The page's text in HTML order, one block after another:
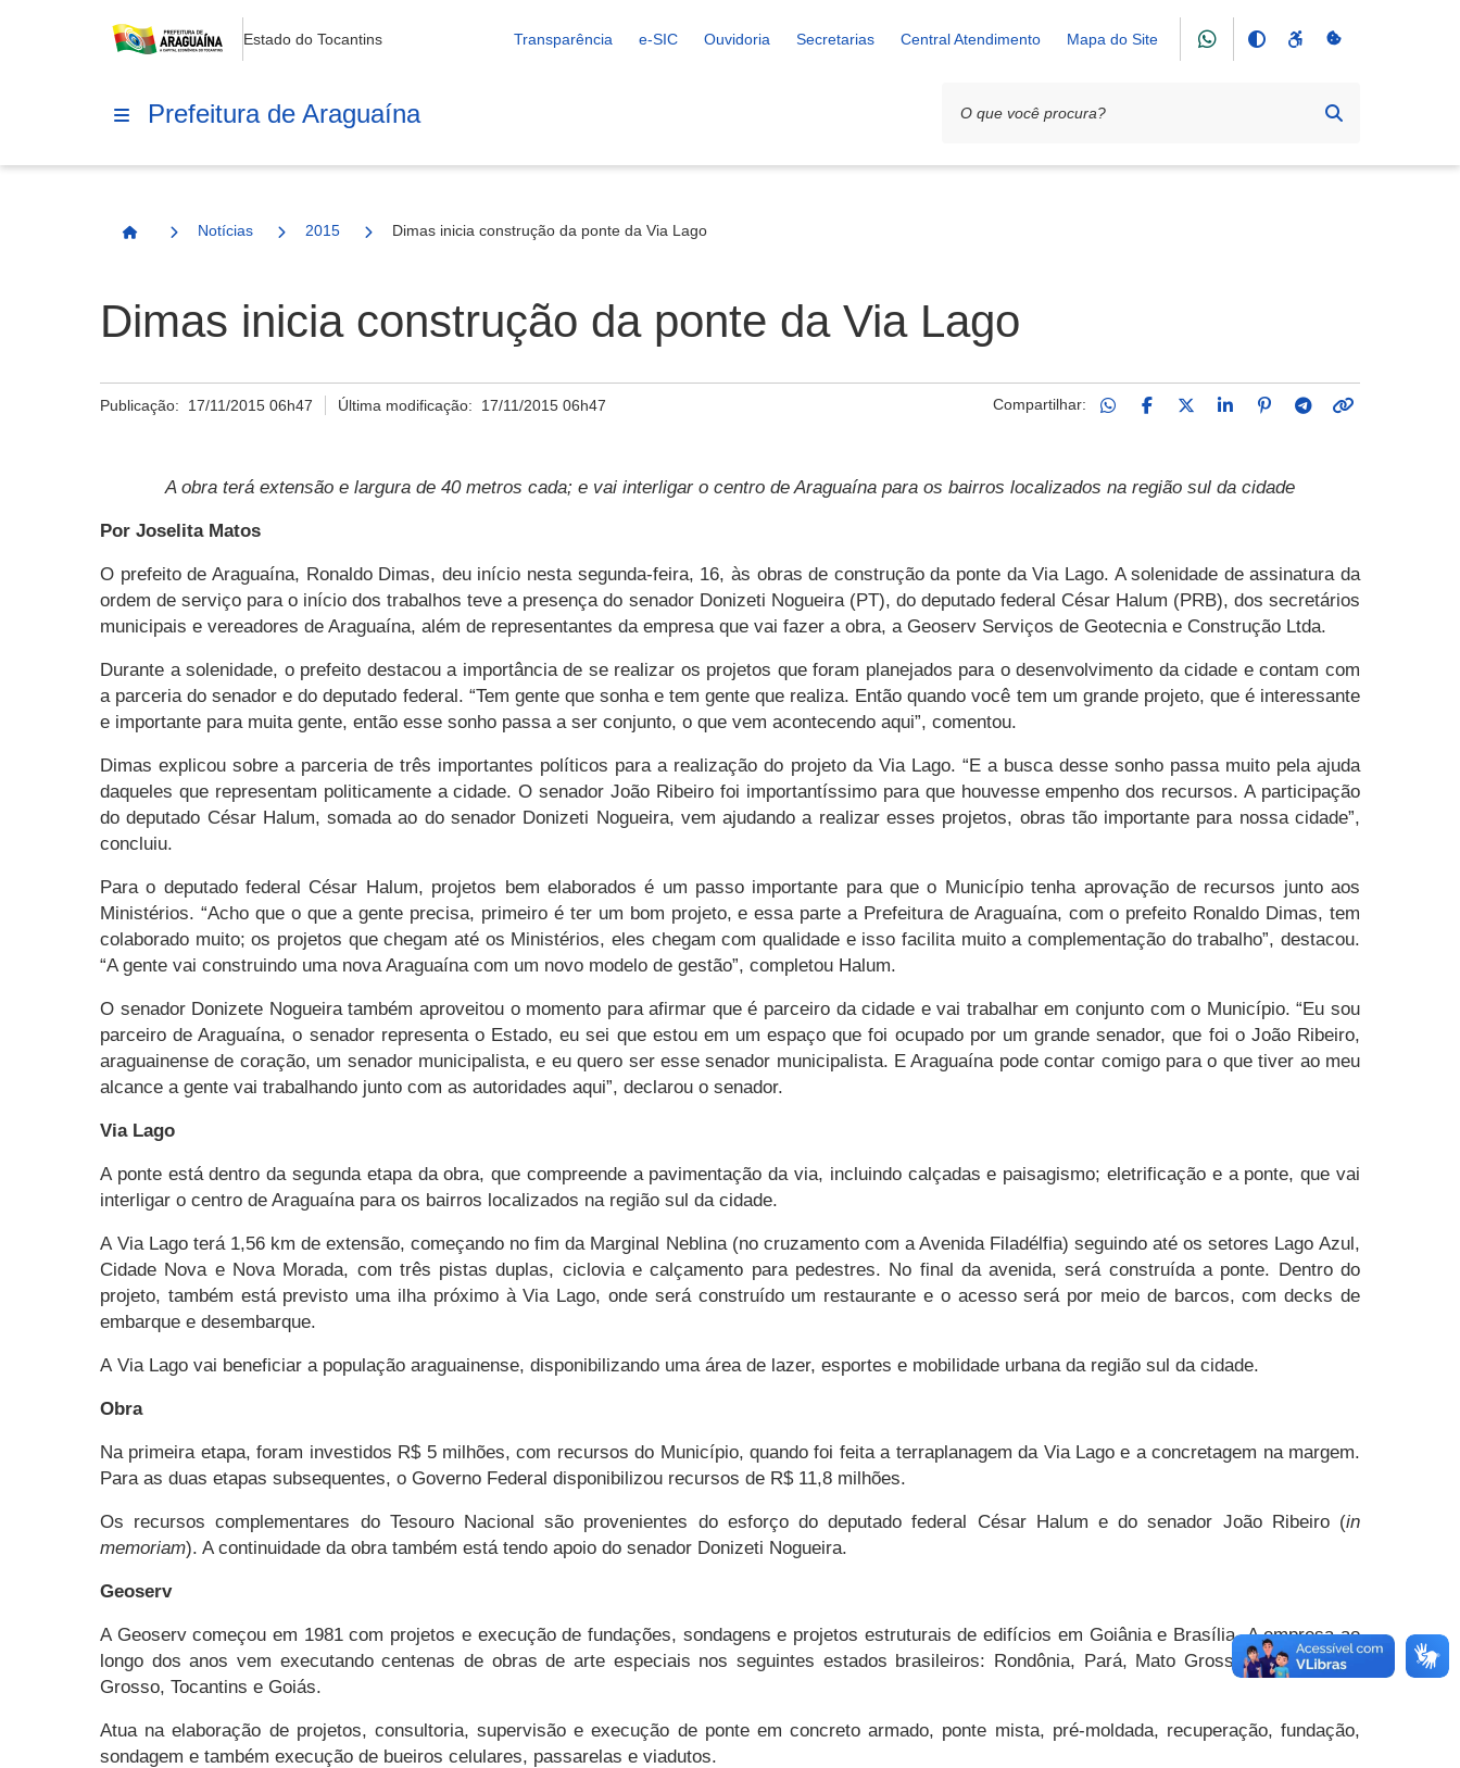
Estado do Tocantins Transparência e-SIC Ouvidoria Secretarias Central Atendimento Mapa do Site
Prefeitura de Araguaína
Página Inicial
Notícias 2015 Dimas inicia construção da ponte da Via Lago
Dimas inicia construção da ponte da Via Lago
Publicação: 17/11/2015 06h47 Última modificação: 17/11/2015 06h47 Compartilhar:
A obra terá extensão e largura de 40 metros cada; e vai interligar o centro de Araguaína para os bairros localizados na região sul da cidade
Por Joselita Matos
O prefeito de Araguaína, Ronaldo Dimas, deu início nesta segunda-feira, 16, às obras de construção da ponte da Via Lago. A solenidade de assinatura da
ordem de serviço para o início dos trabalhos teve a presença do senador Donizeti Nogueira (PT), do deputado federal César Halum (PRB), dos secretários
municipais e vereadores de Araguaína, além de representantes da empresa que vai fazer a obra, a Geoserv Serviços de Geotecnia e Construção Ltda.
Durante a solenidade, o prefeito destacou a importância de se realizar os projetos que foram planejados para o desenvolvimento da cidade e contam com
a parceria do senador e do deputado federal. “Tem gente que sonha e tem gente que realiza. Então quando você tem um grande projeto, que é interessante
e importante para muita gente, então esse sonho passa a ser conjunto, o que vem acontecendo aqui”, comentou.
Dimas explicou sobre a parceria de três importantes políticos para a realização do projeto da Via Lago. “E a busca desse sonho passa muito pela ajuda
daqueles que representam politicamente a cidade. O senador João Ribeiro foi importantíssimo para que houvesse empenho dos recursos. A participação
do deputado César Halum, somada ao do senador Donizeti Nogueira, vem ajudando a realizar esses projetos, obras tão importante para nossa cidade”,
concluiu.
Para o deputado federal César Halum, projetos bem elaborados é um passo importante para que o Município tenha aprovação de recursos junto aos
Ministérios. “Acho que o que a gente precisa, primeiro é ter um bom projeto, e essa parte a Prefeitura de Araguaína, com o prefeito Ronaldo Dimas, tem
colaborado muito; os projetos que chegam até os Ministérios, eles chegam com qualidade e isso facilita muito a complementação do trabalho”, destacou.
“A gente vai construindo uma nova Araguaína com um novo modelo de gestão”, completou Halum.
O senador Donizete Nogueira também aproveitou o momento para afirmar que é parceiro da cidade e vai trabalhar em conjunto com o Município. “Eu sou
parceiro de Araguaína, o senador representa o Estado, eu sei que estou em um espaço que foi ocupado por um grande senador, que foi o João Ribeiro,
araguainense de coração, um senador municipalista, e eu quero ser esse senador municipalista. E Araguaína pode contar comigo para o que tiver ao meu
alcance a gente vai trabalhando junto com as autoridades aqui”, declarou o senador.
Via Lago
A ponte está dentro da segunda etapa da obra, que compreende a pavimentação da via, incluindo calçadas e paisagismo; eletrificação e a ponte, que vai
interligar o centro de Araguaína para os bairros localizados na região sul da cidade.
A Via Lago terá 1,56 km de extensão, começando no fim da Marginal Neblina (no cruzamento com a Avenida Filadélfia) seguindo até os setores Lago Azul,
Cidade Nova e Nova Morada, com três pistas duplas, ciclovia e calçamento para pedestres. No final da avenida, será construída a ponte. Dentro do
projeto, também está previsto uma ilha próximo à Via Lago, onde será construído um restaurante e o acesso será por meio de barcos, com decks de
embarque e desembarque.
A Via Lago vai beneficiar a população araguainense, disponibilizando uma área de lazer, esportes e mobilidade urbana da região sul da cidade.
Obra
Na primeira etapa, foram investidos R$ 5 milhões, com recursos do Município, quando foi feita a terraplanagem da Via Lago e a concretagem na margem.
Para as duas etapas subsequentes, o Governo Federal disponibilizou recursos de R$ 11,8 milhões.
Os recursos complementares do Tesouro Nacional são provenientes do esforço do deputado federal César Halum e do senador João Ribeiro (in
memoriam). A continuidade da obra também está tendo apoio do senador Donizeti Nogueira.
Geoserv
A Geoserv começou em 1981 com projetos e execução de fundações, sondagens e projetos estruturais de edifícios em Goiânia e Brasília. A empresa ao
longo dos anos vem executando centenas de obras de arte especiais nos seguintes estados brasileiros: Rondônia, Pará, Mato Grosso do Sul, Mato
Grosso, Tocantins e Goiás.
Atua na elaboração de projetos, consultoria, supervisão e execução de ponte em concreto armado, ponte mista, pré-moldada, recuperação, fundação,
sondagem e também execução de bueiros celulares, passarelas e viadutos.